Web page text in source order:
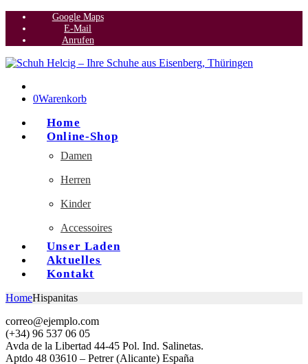
Google Maps
E-Mail
Anrufen
0Warenkorb
Home
Online-Shop
Damen
Herren
Kinder
Accessoires
Unser Laden
Aktuelles
Kontakt
HomeHispanitas
correo@ejemplo.com
(+34) 96 537 06 05
Avda de la Libertad 44-45 Pol. Ind. Salinetas.
Aptdo 48 03610 – Petrer (Alicante) España